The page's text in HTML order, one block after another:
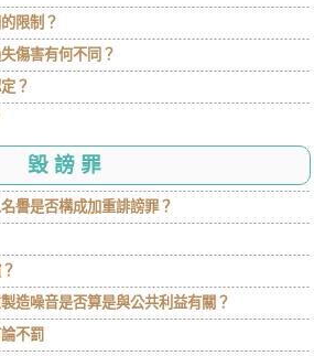
限制？
傷害有何不同？
？
毀謗罪
譽是否構成加重誹謗罪？
造噪音是否算是與公共利益有關？
不罰